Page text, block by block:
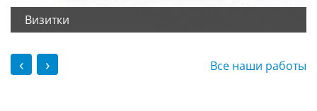
Визитки
‹ › Все наши работы